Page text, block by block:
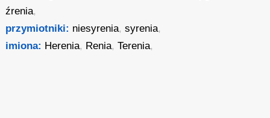
źrenia,
przymiotniki: niesyrenia,syrenia,
imiona: Herenia, Renia,Terenia,